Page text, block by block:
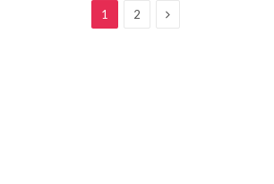
1 2 Next